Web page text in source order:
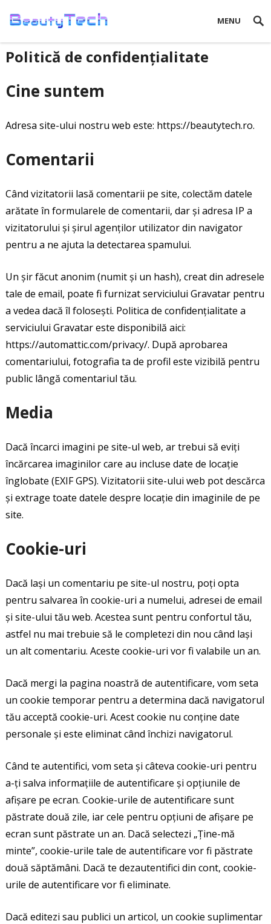
MENU
Politică de confidențialitate
Cine suntem
Adresa site-ului nostru web este: https://beautytech.ro.
Comentarii
Când vizitatorii lasă comentarii pe site, colectăm datele
arătate în formularele de comentarii, dar și adresa IP a
vizitatorului și șirul agenților utilizator din navigator
pentru a ne ajuta la detectarea spamului.
Un șir făcut anonim (numit și un hash), creat din adresele
tale de email, poate fi furnizat serviciului Gravatar pentru
a vedea dacă îl folosești. Politica de confidențialitate a
serviciului Gravatar este disponibilă aici:
https://automattic.com/privacy/. După aprobarea
comentariului, fotografia ta de profil este vizibilă pentru
public lângă comentariul tău.
Media
Dacă încarci imagini pe site-ul web, ar trebui să eviți
încărcarea imaginilor care au incluse date de locație
înglobate (EXIF GPS). Vizitatorii site-ului web pot descărca
și extrage toate datele despre locație din imaginile de pe
site.
Cookie-uri
Dacă lași un comentariu pe site-ul nostru, poți opta
pentru salvarea în cookie-uri a numelui, adresei de email
și site-ului tău web. Acestea sunt pentru confortul tău,
astfel nu mai trebuie să le completezi din nou când lași
un alt comentariu. Aceste cookie-uri vor fi valabile un an.
Dacă mergi la pagina noastră de autentificare, vom seta
un cookie temporar pentru a determina dacă navigatorul
tău acceptă cookie-uri. Acest cookie nu conține date
personale și este eliminat când închizi navigatorul.
Când te autentifici, vom seta și câteva cookie-uri pentru
a-ți salva informațiile de autentificare și opțiunile de
afișare pe ecran. Cookie-urile de autentificare sunt
păstrate două zile, iar cele pentru opțiuni de afișare pe
ecran sunt păstrate un an. Dacă selectezi „Ține-mă
minte”, cookie-urile tale de autentificare vor fi păstrate
două săptămâni. Dacă te dezautentifici din cont, cookie-
urile de autentificare vor fi eliminate.
Dacă editezi sau publici un articol, un cookie suplimentar